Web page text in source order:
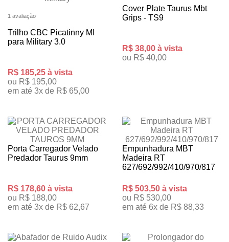
1 avaliação
Trilho CBC Picatinny MI
para Military 3.0
R$ 185,25 à vista
ou R$ 195,00
em até 3x de R$ 65,00
Cover Plate Taurus Mbt
Grips - TS9
R$ 38,00 à vista
ou R$ 40,00
Porta Carregador Velado
Predador Taurus 9mm
R$ 178,60 à vista
ou R$ 188,00
em até 3x de R$ 62,67
Empunhadura MBT
Madeira RT
627/692/992/410/970/817
R$ 503,50 à vista
ou R$ 530,00
em até 6x de R$ 88,33